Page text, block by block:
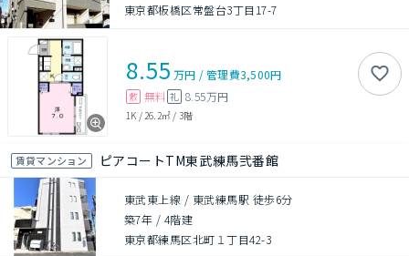
東京都板橋区常盤台3丁目17-7
8.55 万円 /管理費3,500円
敷 無料 礼 8.55万円
1K / 26.2㎡ / 3階
賃貸マンション ピアコートTM東武練馬弐番館
東武東上線 / 東武練馬駅 徒歩6分
築7年 / 4階建
東京都練馬区北町１丁目42-3